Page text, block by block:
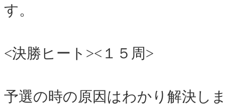
す。
<決勝ヒート><１５周>
予選の時の原因はわかり解決し